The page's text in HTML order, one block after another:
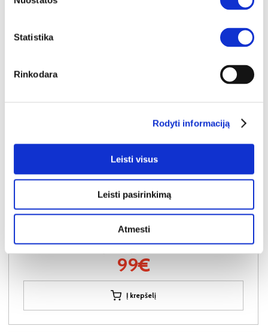
Statistika
Rinkodara
Rodyti informaciją
Leisti visus
Leisti pasirinkimą
Atmesti
YRA SANDĖLYJE
Išmatavimai:A:45cmP:40cmG:40cm
Kaina galioja individualiems
Skirtumas tarp užsakomų ir sandėlyje
99€
Į krepšelį